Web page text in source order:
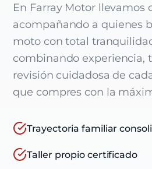
En Farray Motor llevamos
acompañando a quienes
moto con total
combinando experiencia,
revisión cuidadosa de
que compres con la
Trayectoria familiar
Taller propio certificado